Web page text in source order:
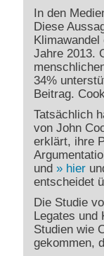
In den
Diese
Jahre 2013.
34%
Beitrag.
Tatsächlich
von John
erklärt, ihre
und
hier
entscheidet
Die Studie
Legates und
Studien wie
gekommen,